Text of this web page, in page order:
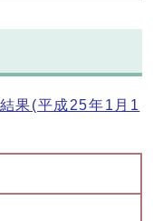
果(平成25年1月1